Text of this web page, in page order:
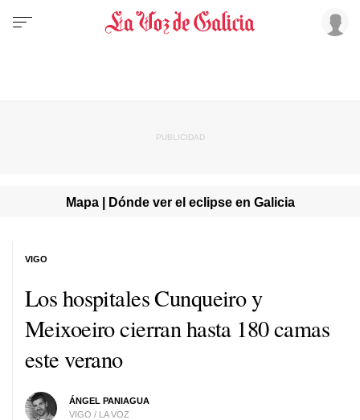
Mapa | Dónde ver el eclipse en Galicia
Los hospitales Cunqueiro y
Meixoeiro cierran hasta 180 camas
este verano
ÁNGEL PANIAGUA
VIGO / LA VOZ
VIGO